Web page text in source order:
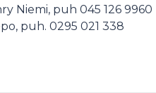
Niemi, puh 045 126 9960
puh. 0295 021 338